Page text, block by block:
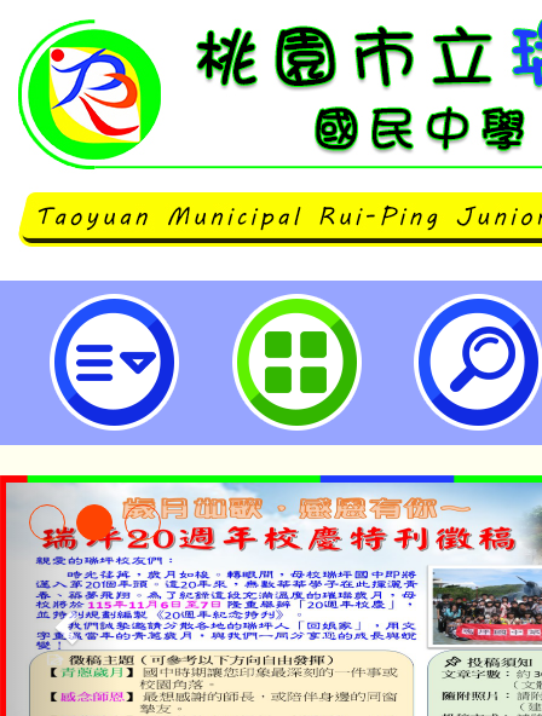
113學年度國民中小學本土語文（
援工作人員認證計畫-桃園市立瑞
淨零綠生活教案入校路